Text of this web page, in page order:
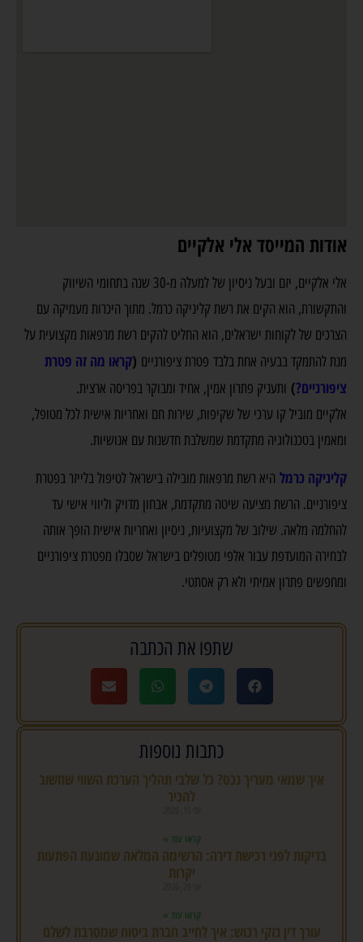
אודות המייסד אלי אלקיים
אלי אלקיים, יזם ובעל ניסיון של למעלה מ-30 שנה בתחומי השיווק
והתקשורת, הוא הקים את רשת קליניקה כרמל. מתוך היכרות מעמיקה עם
הצרכים של לקוחות ישראלים, הוא החליט להקים רשת מרפאות מקצועית על
מנת להתמקד בבעיה אחת בלבד פטרת ציפורניים (קראו מה זה פטרת
ציפורניים?) ותעניק פתרון אמין, אחיד ומבוקר בפריסה ארצית.
אלקיים מוביל קו ערכי של שקיפות, שירות חם ואחריות אישית לכל מטופל,
ומאמין בטכנולוגיה מתקדמת שמשלבת חדשנות עם אנושיות.
קליניקה כרמל היא רשת מרפאות מובילה בישראל לטיפול בלייזר בפטרת
ציפורניים. הרשת מציעה שיטה מתקדמת, אבחון מדויק וליווי אישי עד
להחלמה מלאה. שילוב של מקצועיות, ניסיון ואחריות אישית הופך אותה
לבחירה המועדפת עבור אלפי מטופלים בישראל שסבלו מפטרת ציפורניים
ומחפשים פתרון אמיתי ולא רק אסתטי.
שתפו את הכתבה
כתבות נוספות
איך שמאי מעריך נכס? כל שלבי תהליך הערכת השווי שחשוב
להכיר
קראו עוד »
בדיקות לפני רכישת דירה: הרשימה המלאה שמונעת הפתעות
יקרות
קראו עוד »
עורך דין נזקי רכוש: איך לחייב חברת ביטוח שמסרבת לשלם